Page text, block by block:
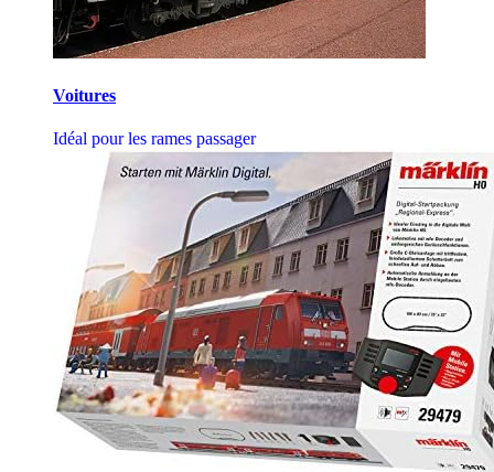
Voitures
Idéal pour les rames passager